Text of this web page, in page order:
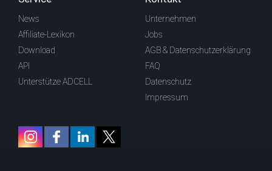
News
Affiliate-Lexikon
Download
API
Unterstütze ADCELL
Unternehmen
Jobs
AGB & Datenschutzerklärung
FAQ
Datenschutz
Impressum